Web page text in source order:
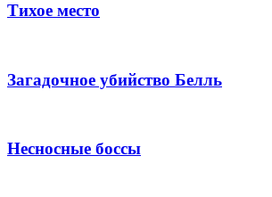
Тихое место
Загадочное убийство Белль
Несносные боссы